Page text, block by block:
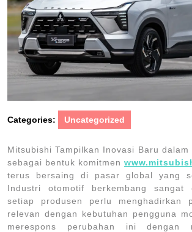
Categories: Uncategorized
Mitsubishi Tampilkan Inovasi Baru
sebagai bentuk komitmen
terus bersaing di pasar global yang
Industri otomotif berkembang sangat
setiap produsen perlu menghadirkan
relevan dengan kebutuhan pengguna
merespons perubahan ini dengan